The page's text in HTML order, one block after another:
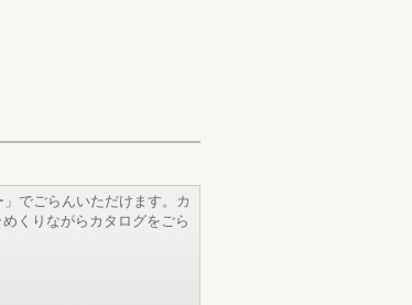
でごらんいただけます。カ
くりながらカタログをごら